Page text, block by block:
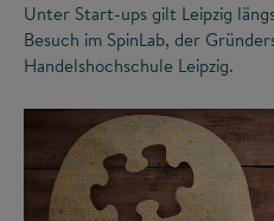
Unter Start-ups gilt Leipzig
Besuch im SpinLab, der
Handelshochschule Leipzig.